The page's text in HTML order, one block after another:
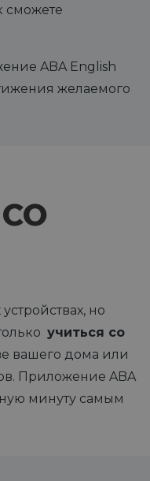
сможете
ABA English
желаемого
но
учиться со
вашего дома или
Приложение ABA
минуту самым